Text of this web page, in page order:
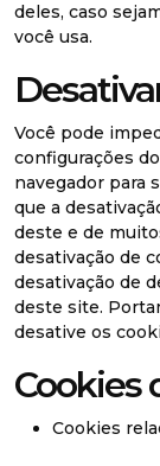
deles, caso
você usa.
Você pode
configurações
navegador para
que a
deste e de
desativação de
desativação de
deste site.
desative os
Cookies
Cookies